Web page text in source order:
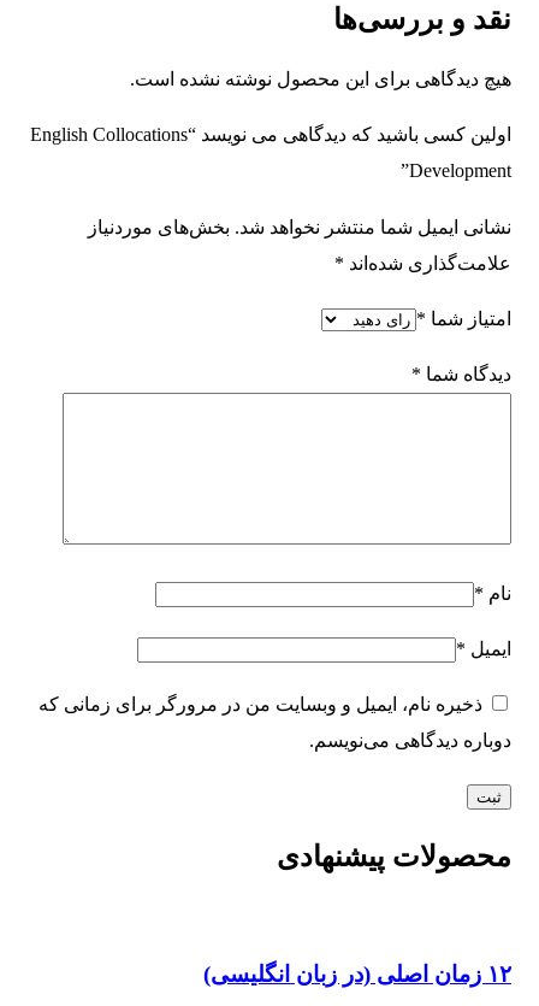
نقد و بررسی‌ها
هیچ دیدگاهی برای این محصول نوشته نشده است.
اولین کسی باشید که دیدگاهی می نویسد “English Collocations
Development”
نشانی ایمیل شما منتشر نخواهد شد. بخش‌های موردنیاز
علامت‌گذاری شده‌اند *
امتیاز شما *
دیدگاه شما *
نام *
ایمیل *
ذخیره نام، ایمیل و وبسایت من در مرورگر برای زمانی که
دوباره دیدگاهی می‌نویسم.
محصولات پیشنهادی
۱۲ زمان اصلی (در زبان انگلیسی)